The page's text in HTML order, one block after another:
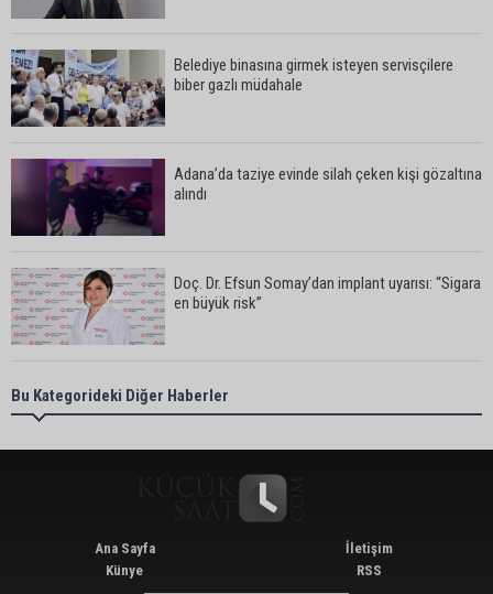
Belediye binasına girmek isteyen servisçilere
biber gazlı müdahale
Adana’da taziye evinde silah çeken kişi gözaltına
alındı
Doç. Dr. Efsun Somay’dan implant uyarısı: “Sigara
en büyük risk”
Adana’da oto kilit iş yerinde esrarengiz olay: 2
kişi hayatını kaybetti
CHP Adana Milletvekili Dr. Müzeyyen Şevkin:
“Akdeniz bir atık deposuna dönüşmemeli”
Bu Kategorideki Diğer Haberler
Ana Sayfa
Künye
İletişim
RSS